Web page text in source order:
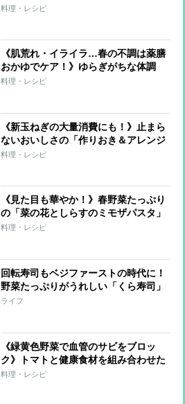
一品は、簡単すぎ＆飽きない味【ごま
料理・レシピ
《肌荒れ・イライラ…春の不調は薬膳
おかゆでケア！》ゆらぎがちな体調
を、身近な食材で整える6つのレシピ
料理・レシピ
《新玉ねぎの大量消費にも！》止まら
ないおいしさの「作りおき＆アレンジ
レシピ」。かけて、和えて、大活躍！
料理・レシピ
《見た目も華やか！》春野菜たっぷり
の「菜の花としらすのミモザパスタ」
「春キャベツと生ハムのサラダパス
料理・レシピ
回転寿司もベジファーストの時代に！
野菜たっぷりがうれしい「くら寿司」
の“食前のひと皿シリーズ”が話題
ライフ
《緑黄色野菜で血管のサビをブロッ
ク》トマトと健康食材を組み合わせた
血管若返りスープレシピ7つ
料理・レシピ